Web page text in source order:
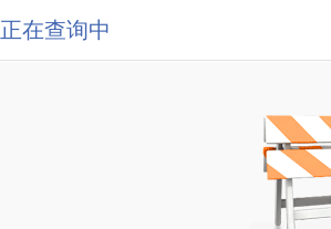
正在查询中